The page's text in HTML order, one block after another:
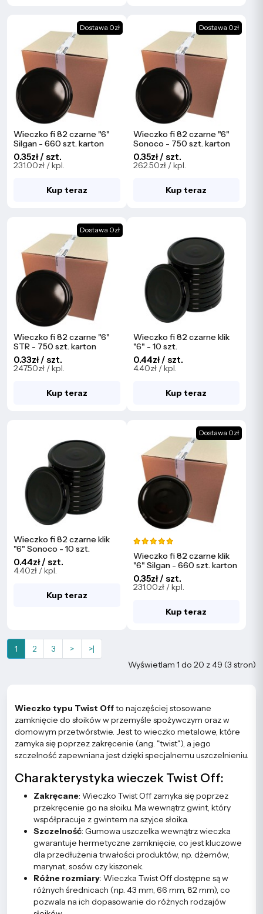
Dostawa 0zł
Wieczko fi 82 czarne "6"
Silgan - 660 szt. karton
0.35zł / szt.
231.00zł / kpl.
Kup teraz
Dostawa 0zł
Wieczko fi 82 czarne "6"
Sonoco - 750 szt. karton
0.35zł / szt.
262.50zł / kpl.
Kup teraz
Dostawa 0zł
Wieczko fi 82 czarne "6"
STR - 750 szt. karton
0.33zł / szt.
247.50zł / kpl.
Kup teraz
Wieczko fi 82 czarne klik
"6" - 10 szt.
0.44zł / szt.
4.40zł / kpl.
Kup teraz
Wieczko fi 82 czarne klik
"6" Sonoco - 10 szt.
0.44zł / szt.
4.40zł / kpl.
Kup teraz
Dostawa 0zł
Wieczko fi 82 czarne klik
"6" Silgan - 660 szt. karton
0.35zł / szt.
231.00zł / kpl.
Kup teraz
1 2 3 > >|
Wyświetlam 1 do 20 z 49 (3 stron)
Wieczko typu Twist Offto najczęściej stosowane
zamknięcie do słoików w przemyśle spożywczym oraz w
domowym przetwórstwie. Jest to wieczko metalowe, które
zamyka się poprzez zakręcenie (ang. "twist"), a jego
szczelność zapewniana jest dzięki specjalnemu uszczelnieniu.
Charakterystyka wieczek Twist Off:
Zakręcane: Wieczko Twist Off zamyka się poprzez
przekręcenie go na słoiku. Ma wewnątrz gwint, który
współpracuje z gwintem na szyjce słoika.
Szczelność: Gumowa uszczelka wewnątrz wieczka
gwarantuje hermetyczne zamknięcie, co jest kluczowe
dla przedłużenia trwałości produktów, np. dżemów,
marynat, sosów czy kiszonek.
Różne rozmiary: Wieczka Twist Off dostępne są w
różnych średnicach (np. 43 mm, 66 mm, 82 mm), co
pozwala na ich dopasowanie do różnych rodzajów